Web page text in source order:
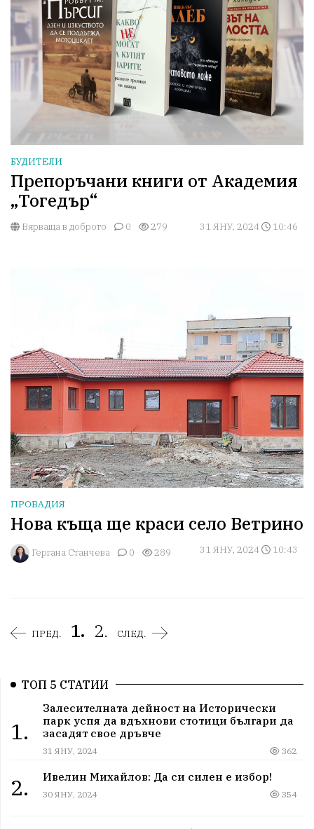
БУДИТЕЛИ
Препоръчани книги от Академия
„Тогедър“
Вярваща в доброто 0 279 31 ЯНУ, 2024 10:46
ПРОВАДИЯ
Нова къща ще краси село Ветрино
Гергана Станчева 0 289 31 ЯНУ, 2024 10:43
ПРЕД. 1. 2. СЛЕД.
ТОП 5 СТАТИИ
1.
Залесителната дейност на Исторически
парк успя да вдъхнови стотици българи да
засадят свое дръвче
31 ЯНУ, 2024 362
2. Ивелин Михайлов: Да си силен е избор!
30 ЯНУ, 2024 354